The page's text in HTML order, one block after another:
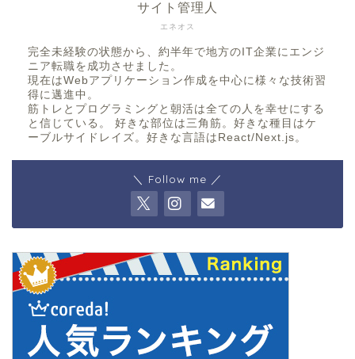
エネオス
サイト管理人
完全未経験の状態から、約半年で地方のIT企業にエンジ
ニア転職を成功させました。
現在はWebアプリケーション作成を中心に様々な技術習
得に邁進中。
筋トレとプログラミングと朝活は全ての人を幸せにする
と信じている。 好きな部位は三角筋。好きな種目はケ
ーブルサイドレイズ。好きな言語はReact/Next.js。
＼ Follow me ／